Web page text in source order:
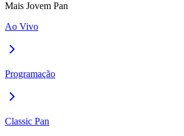
Mais Jovem Pan
Ao Vivo
Programação
Classic Pan